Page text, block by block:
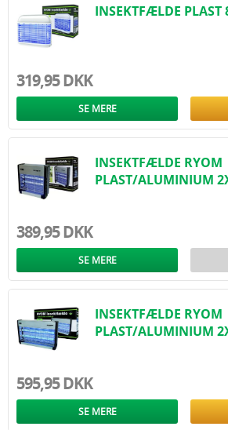
INSEKTFÆLDE PLAST
319,95 DKK
SE MERE
INSEKTFÆLDE RYOM
PLAST/ALUMINIUM
389,95 DKK
SE MERE
INSEKTFÆLDE RYOM
PLAST/ALUMINIUM
595,95 DKK
SE MERE